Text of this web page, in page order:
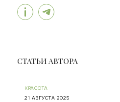
СТАТЬИ АВТОРА
КРАСОТА
21 АВГУСТА 2025